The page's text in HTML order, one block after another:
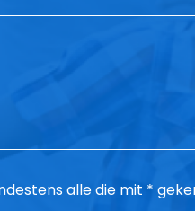
alle die mit *